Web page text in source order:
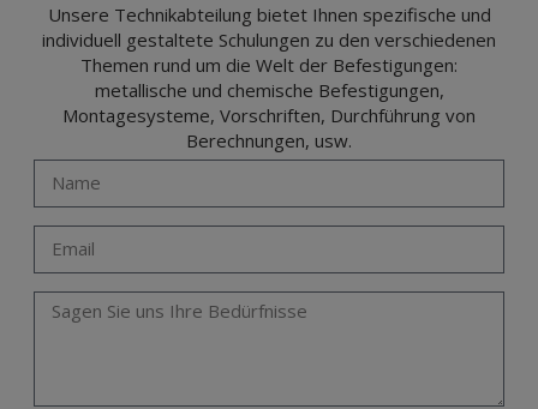
Unsere Technikabteilung bietet Ihnen spezifische und
individuell gestaltete Schulungen zu den verschiedenen
Themen rund um die Welt der Befestigungen:
metallische und chemische Befestigungen,
Montagesysteme, Vorschriften, Durchführung von
Berechnungen, usw.